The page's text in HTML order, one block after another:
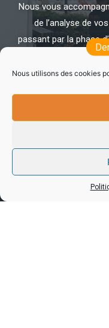
Nous utilisons des cookies
Nous vous
de l’analyse de
passant par la phase
de suivi de
Notre équipe est à